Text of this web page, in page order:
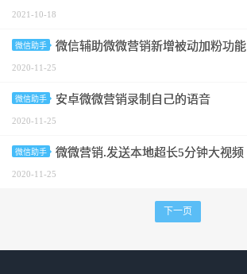
2021-10-18
微信助手 微信辅助微微营销新增被动加粉功能
2020-11-25
微信助手 安卓微微营销录制自己的语音
2020-11-25
微信助手 微微营销.发送本地超长5分钟大视频
2020-11-25
下一页